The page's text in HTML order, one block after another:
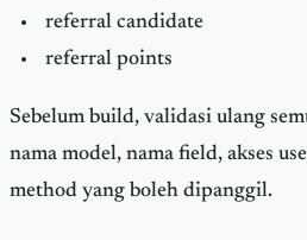
referral candidate
referral points
Sebelum build, validasi ulang
nama model, nama field, akses
method yang boleh dipanggil.